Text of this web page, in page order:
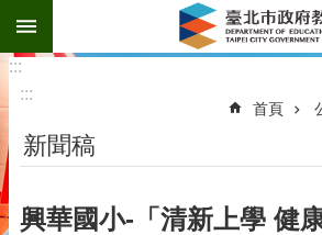
跳到主要內容區塊
:::
:::
首頁
新聞稿
興華國小-「清新上學 健